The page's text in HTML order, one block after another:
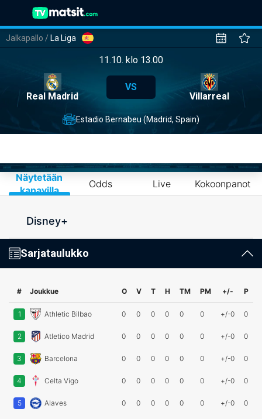
Jalkapallo / La Liga
11.10. klo 13.00
Real Madrid
VS
Villarreal
Estadio Bernabeu (Madrid, Spain)
Näytetään
kanavilla
Odds Live Kokoonpanot
Disney+
Sarjataulukko
# Joukkue O V T H TM PM +/- P
1 Athletic Bilbao 0 0 0 0 0 0 +/-0 0
2 Atletico Madrid 0 0 0 0 0 0 +/-0 0
3 Barcelona 0 0 0 0 0 0 +/-0 0
4 Celta Vigo 0 0 0 0 0 0 +/-0 0
5 Alaves 0 0 0 0 0 0 +/-0 0